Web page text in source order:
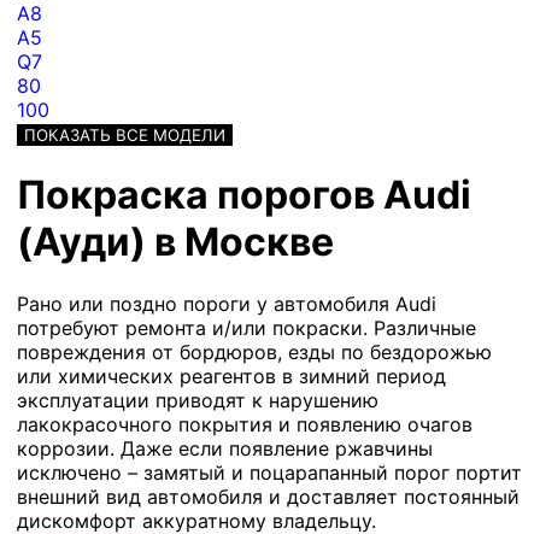
A8
A5
Q7
80
100
ПОКАЗАТЬ ВСЕ МОДЕЛИ
Покраска порогов Audi
(Ауди) в Москве
Рано или поздно пороги у автомобиля Audi
потребуют ремонта и/или покраски. Различные
повреждения от бордюров, езды по бездорожью
или химических реагентов в зимний период
эксплуатации приводят к нарушению
лакокрасочного покрытия и появлению очагов
коррозии. Даже если появление ржавчины
исключено – замятый и поцарапанный порог портит
внешний вид автомобиля и доставляет постоянный
дискомфорт аккуратному владельцу.